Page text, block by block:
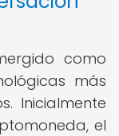
como
más
Inicialmente
el